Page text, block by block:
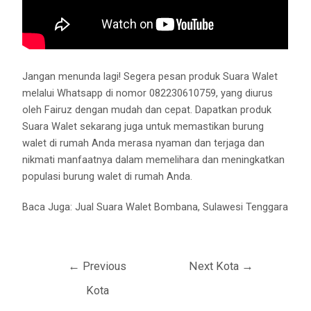
Jangan menunda lagi! Segera pesan produk Suara Walet
melalui Whatsapp di nomor 082230610759, yang diurus
oleh Fairuz dengan mudah dan cepat. Dapatkan produk
Suara Walet sekarang juga untuk memastikan burung
walet di rumah Anda merasa nyaman dan terjaga dan
nikmati manfaatnya dalam memelihara dan meningkatkan
populasi burung walet di rumah Anda.
Baca Juga:Jual Suara Walet Bombana, Sulawesi Tenggara
← Previous
Kota
Next Kota →